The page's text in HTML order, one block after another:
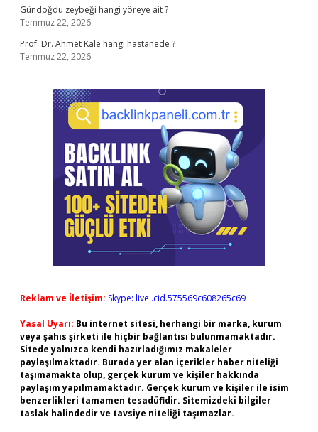
Gündoğdu zeybeği hangi yöreye ait ?
Temmuz 22, 2026
Prof. Dr. Ahmet Kale hangi hastanede ?
Temmuz 22, 2026
Reklam ve İletişim: Skype: live:.cid.575569c608265c69
Yasal Uyarı: Bu internet sitesi, herhangi bir marka, kurum
veya şahıs şirketi ile hiçbir bağlantısı bulunmamaktadır.
Sitede yalnızca kendi hazırladığımız makaleler
paylaşılmaktadır. Burada yer alan içerikler haber niteliği
taşımamakta olup, gerçek kurum ve kişiler hakkında
paylaşım yapılmamaktadır. Gerçek kurum ve kişiler ile isim
benzerlikleri tamamen tesadüfidir. Sitemizdeki bilgiler
taslak halindedir ve tavsiye niteliği taşımazlar.